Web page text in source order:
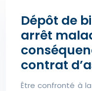
Dépôt de
arrêt
contrat
Être confronté à